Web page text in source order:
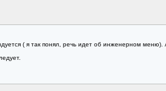
( я так понял, речь идет об инженерном